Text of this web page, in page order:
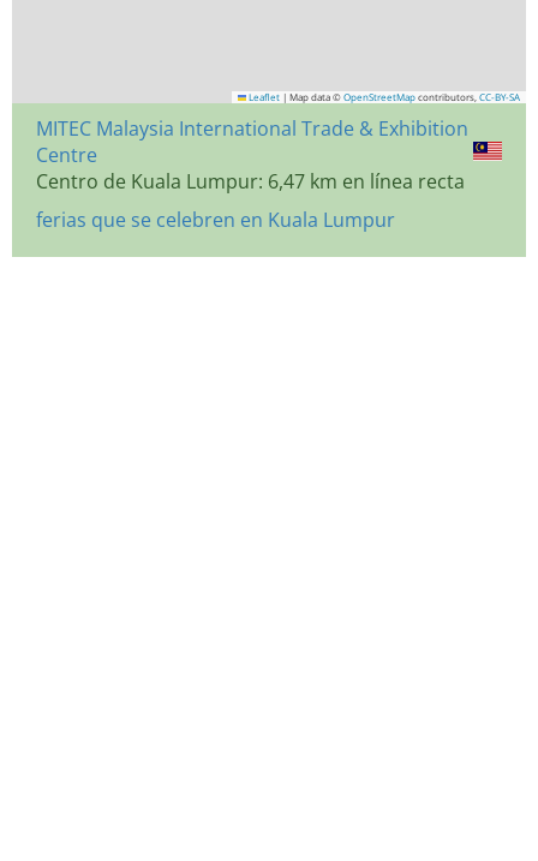
Leaflet | Map data © OpenStreetMap contributors, CC-BY-SA
MITEC Malaysia International Trade & Exhibition
Centre
Centro de Kuala Lumpur: 6,47 km en línea recta
ferias que se celebren en Kuala Lumpur